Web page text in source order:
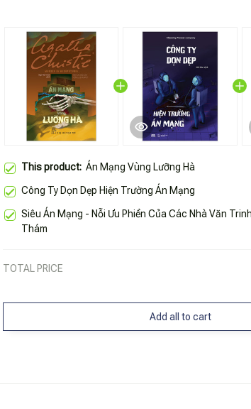
This product: Án Mạng Vùng Lưỡng Hà
Công Ty Dọn Dẹp Hiện Trường Án Mạng
Siêu Án Mạng - Nỗi Ưu Phiền Của Các Nhà Văn Trinh
Thám
TOTAL PRICE
Add all to cart